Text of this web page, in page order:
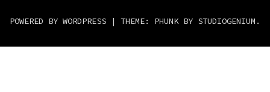
POWERED BY WORDPRESS | THEME: PHUNK BY STUDIOGENIUM .